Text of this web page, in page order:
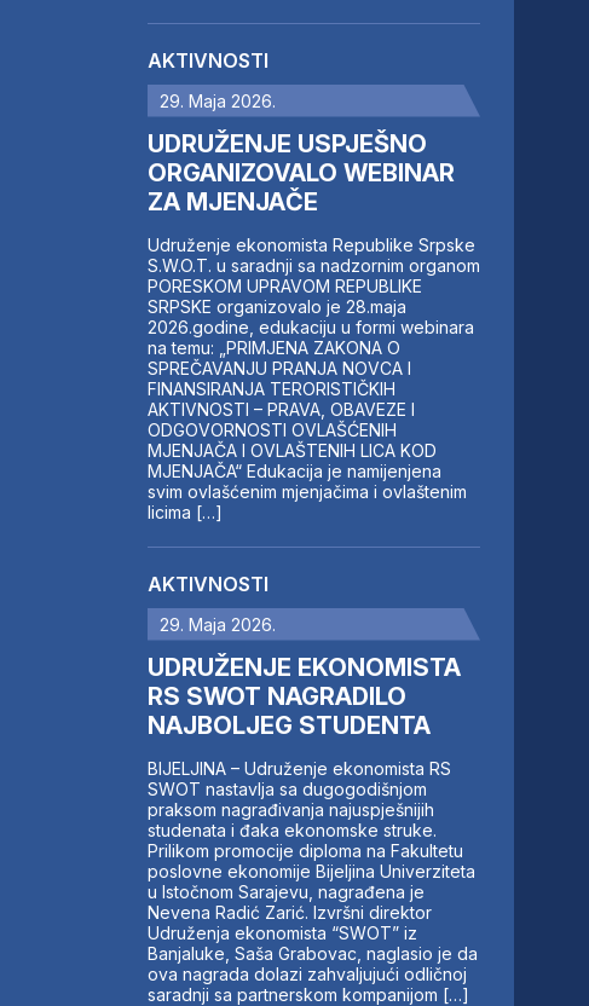
AKTIVNOSTI
29. Maja 2026.
UDRUŽENJE USPJEŠNO
ORGANIZOVALO WEBINAR
ZA MJENJAČE
Udruženje ekonomista Republike Srpske
S.W.O.T. u saradnji sa nadzornim organom
PORESKOM UPRAVOM REPUBLIKE
SRPSKE organizovalo je 28.maja
2026.godine, edukaciju u formi webinara
na temu: „PRIMJENA ZAKONA O
SPREČAVANJU PRANJA NOVCA I
FINANSIRANJA TERORISTIČKIH
AKTIVNOSTI – PRAVA, OBAVEZE I
ODGOVORNOSTI OVLAŠĆENIH
MJENJAČA I OVLAŠTENIH LICA KOD
MJENJAČA“ Edukacija je namijenjena
svim ovlašćenim mjenjačima i ovlaštenim
licima […]
AKTIVNOSTI
29. Maja 2026.
UDRUŽENJE EKONOMISTA
RS SWOT NAGRADILO
NAJBOLJEG STUDENTA
BIJELJINA – Udruženje ekonomista RS
SWOT nastavlja sa dugogodišnjom
praksom nagrađivanja najuspješnijih
studenata i đaka ekonomske struke.
Prilikom promocije diploma na Fakultetu
poslovne ekonomije Bijeljina Univerziteta
u Istočnom Sarajevu, nagrađena je
Nevena Radić Zarić. Izvršni direktor
Udruženja ekonomista “SWOT” iz
Banjaluke, Saša Grabovac, naglasio je da
ova nagrada dolazi zahvaljujući odličnoj
saradnji sa partnerskom kompanijom […]